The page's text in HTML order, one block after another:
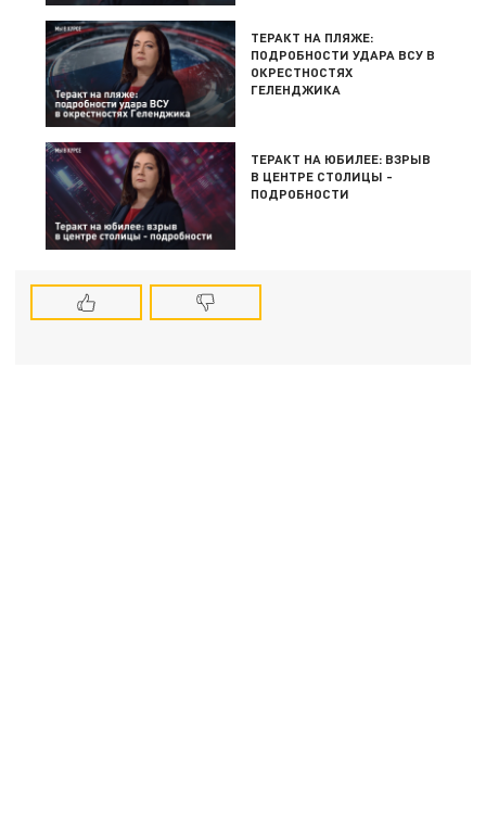
ТЕРАКТ НА ПЛЯЖЕ:
ПОДРОБНОСТИ УДАРА ВСУ В
ОКРЕСТНОСТЯХ
ГЕЛЕНДЖИКА
ТЕРАКТ НА ЮБИЛЕЕ: ВЗРЫВ
В ЦЕНТРЕ СТОЛИЦЫ -
ПОДРОБНОСТИ